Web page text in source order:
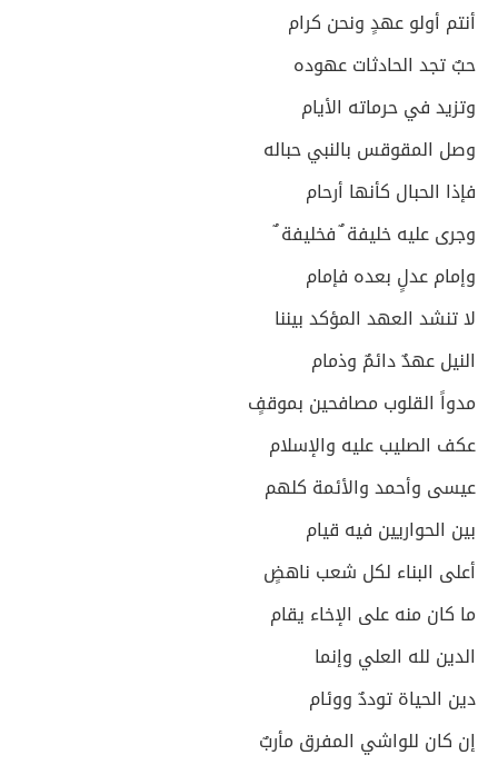
أنتم أولو عهدٍ ونحن كرام
حبٌ تجد الحادثات عهوده
وتزيد في حرماته الأيام
وصل المقوقس بالنبي حباله
فإذا الحبال كأنها أرحام
وجرى عليه خليفة ٌ فخليفة ٌ
وإمام عدلٍ بعده فإمام
لا تنشد العهد المؤكد بيننا
النيل عهدٌ دائمٌ وذمام
مدواً القلوب مصافحين بموقفٍ
عكف الصليب عليه والإسلام
عيسى وأحمد والأئمة كلهم
بين الحواريين فيه قيام
أعلى البناء لكل شعب ناهضٍ
ما كان منه على الإخاء يقام
الدين لله العلي وإنما
دين الحياة توددٌ ووئام
إن كان للواشي المفرق مأربٌ